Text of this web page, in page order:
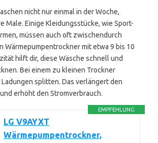
nicht nur einmal in der Woche,
Male. Einige Kleidungsstücke, wie Sport-
müssen auch oft zwischendurch
Wärmepumpentrockner mit etwa 9 bis 10
hilft dir, diese Wäsche schnell und
Bei einem zu kleinen Trockner
splitten. Das verlängert den
erhöht den Stromverbrauch.
EMPFEHLUNG
LG V9AYXT
Wärmepumpentrockner,